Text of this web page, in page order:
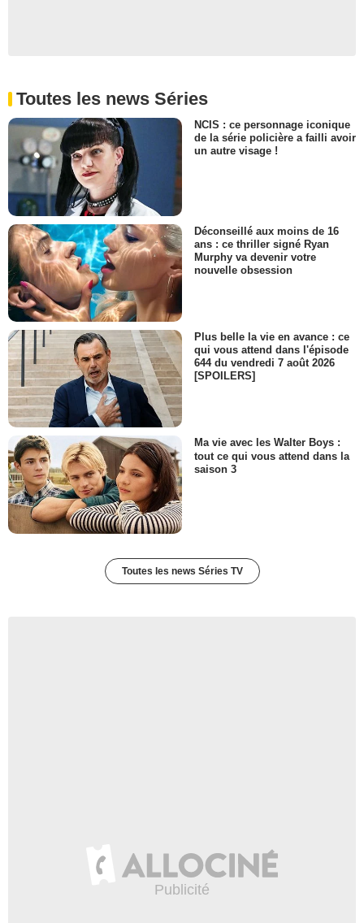
Toutes les news Séries
NCIS : ce personnage iconique
de la série policière a failli avoir
un autre visage !
Déconseillé aux moins de 16
ans : ce thriller signé Ryan
Murphy va devenir votre
nouvelle obsession
Plus belle la vie en avance : ce
qui vous attend dans l'épisode
644 du vendredi 7 août 2026
[SPOILERS]
Ma vie avec les Walter Boys :
tout ce qui vous attend dans la
saison 3
Toutes les news Séries TV